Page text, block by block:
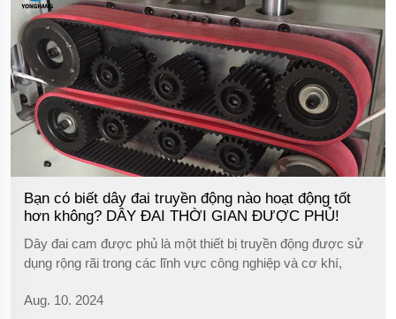
Bạn có biết dây đai truyền động nào hoạt động tốt
hơn không? DÂY ĐAI THỜI GIAN ĐƯỢC PHỦ!
Dây đai cam được phủ là một thiết bị truyền động được sử
dụng rộng rãi trong các lĩnh vực công nghiệp và cơ khí,
lượng đáng tin cậy. Dù trong hoạt động của máy móc nặng
Aug. 10. 2024